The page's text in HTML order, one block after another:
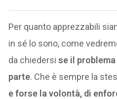
Per quanto apprezzabili
in sé lo sono, come
da chiedersise il problema
parte. Che è sempre la
e forse la volontà, di